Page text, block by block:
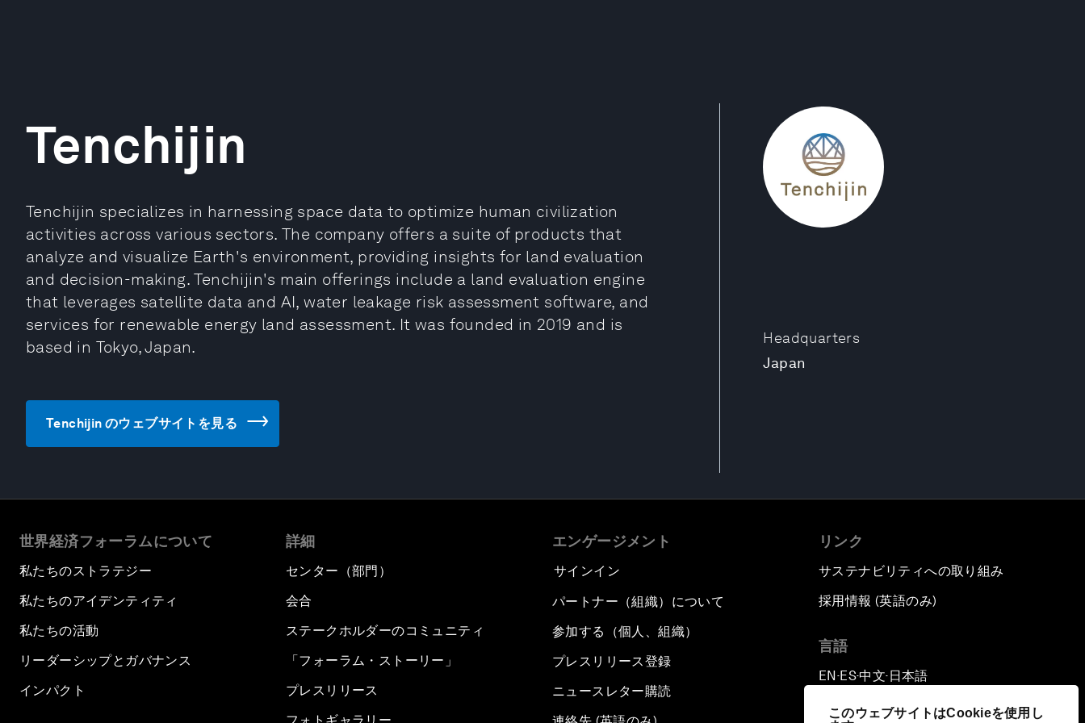
このウェブサイトはCookieを使用し
Headquarters
Japan
Tenchijin
Tenchijin specializes in harnessing space data to optimize human civilization
activities across various sectors. The company offers a suite of products that
analyze and visualize Earth's environment, providing insights for land evaluation
and decision-making. Tenchijin's main offerings include a land evaluation engine
that leverages satellite data and AI, water leakage risk assessment software, and
services for renewable energy land assessment. It was founded in 2019 and is
based in Tokyo, Japan.
Tenchijin のウェブサイトを見る
世界経済フォーラムについて
私たちのストラテジー
私たちのアイデンティティ
私たちの活動
リーダーシップとガバナンス
インパクト
詳細
センター（部門）
会合
ステークホルダーのコミュニティ
「フォーラム・ストーリー」
プレスリリース
エンゲージメント
サインイン
パートナー（組織）について
参加する（個人、組織）
プレスリリース登録
ニュースレター購読
リンク
サステナビリティへの取り組み
採用情報 (英語のみ)
言語
EN ▪ES▪中文▪ 日本語